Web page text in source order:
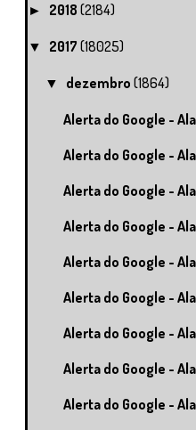
► 2018 (2184)
▼ 2017 (18025)
▼ dezembro(1864)
Alerta do Google -
Alerta do Google -
Alerta do Google -
Alerta do Google -
Alerta do Google -
Alerta do Google -
Alerta do Google -
Alerta do Google -
Alerta do Google -